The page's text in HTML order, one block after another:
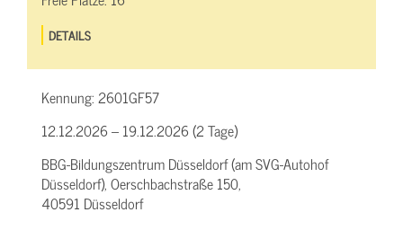
DETAILS
Kennung:2601GF57
12.12.2026 – 19.12.2026 (2 Tage)
BBG-Bildungszentrum Düsseldorf (am SVG-Autohof
Düsseldorf), Oerschbachstraße 150,
40591 Düsseldorf